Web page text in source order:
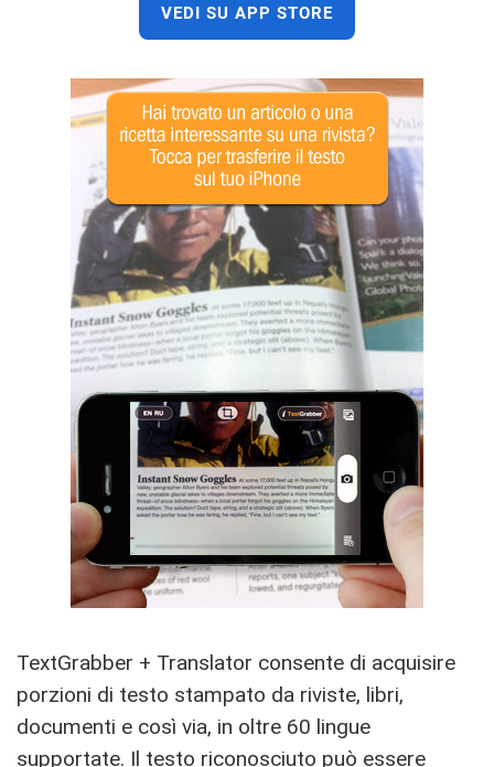
VEDI SU APP STORE
TextGrabber + Translator consente di acquisire
porzioni di testo stampato da riviste, libri,
documenti e così via, in oltre 60 lingue
supportate. Il testo riconosciuto può essere